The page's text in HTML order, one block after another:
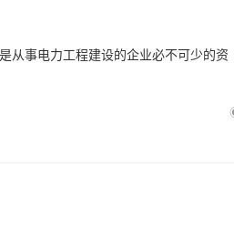
从事电力工程建设的企业必不可少的资